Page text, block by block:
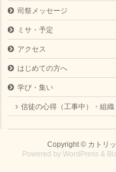
司祭メッセージ
ミサ・予定
アクセス
はじめての方へ
学び・集い
信徒の心得（工事中）・組織
Copyright © カトリ
Powered byWordPress &